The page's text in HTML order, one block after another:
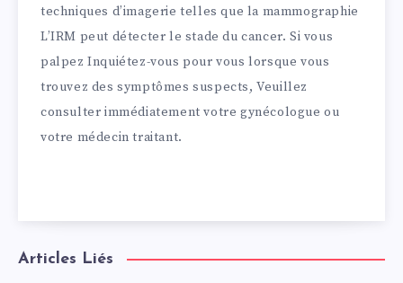
techniques d’imagerie telles que la mammographie
L’IRM peut détecter le stade du cancer. Si vous
palpez Inquiétez-vous pour vous lorsque vous
trouvez des symptômes suspects, Veuillez
consulter immédiatement votre gynécologue ou
votre médecin traitant.
Articles Liés